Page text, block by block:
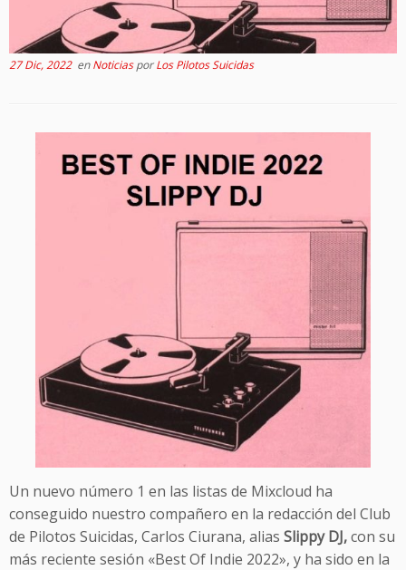
27 Dic, 2022enNoticiasporLos Pilotos Suicidas
Un nuevo número 1 en las listas de Mixcloud ha
conseguido nuestro compañero en la redacción del Club
de Pilotos Suicidas, Carlos Ciurana, alias Slippy DJ,con su
más reciente sesión «Best Of Indie 2022», y ha sido en la